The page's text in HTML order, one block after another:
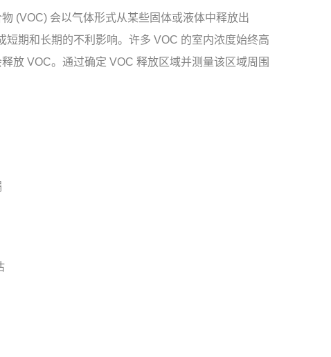
(VOC) 会以气体形式从某些固体或液体中释放出
期和长期的不利影响。许多 VOC 的室内浓度始终高
放 VOC。通过确定 VOC 释放区域并测量该区域周围